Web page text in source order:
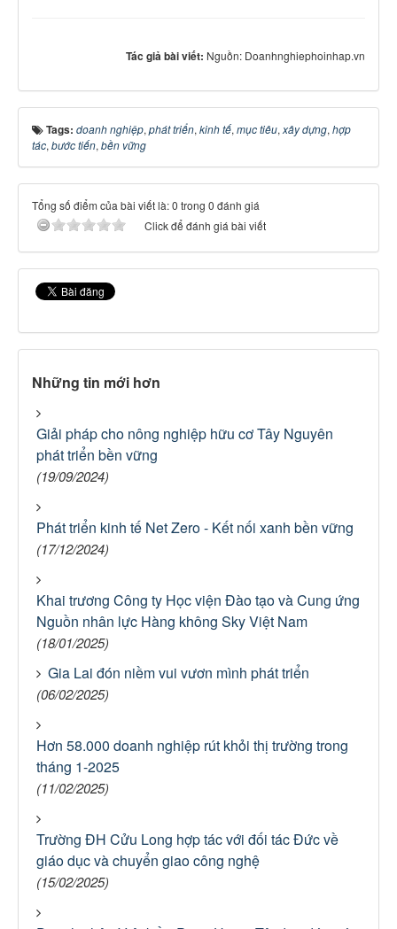
Tác giả bài viết: Nguồn: Doanhnghiephoinhap.vn
Tags: doanh nghiệp, phát triển, kinh tế, mục tiêu, xây dựng, hợp
tác, bước tiến, bền vững
Tổng số điểm của bài viết là: 0 trong 0 đánh giá
Click để đánh giá bài viết
Những tin mới hơn
Giải pháp cho nông nghiệp hữu cơ Tây Nguyên
phát triển bền vững
(19/09/2024)
Phát triển kinh tế Net Zero - Kết nối xanh bền vững
(17/12/2024)
Khai trương Công ty Học viện Đào tạo và Cung ứng
Nguồn nhân lực Hàng không Sky Việt Nam
(18/01/2025)
Gia Lai đón niềm vui vươn mình phát triển
(06/02/2025)
Hơn 58.000 doanh nghiệp rút khỏi thị trường trong
tháng 1-2025
(11/02/2025)
Trường ĐH Cửu Long hợp tác với đối tác Đức về
giáo dục và chuyển giao công nghệ
(15/02/2025)